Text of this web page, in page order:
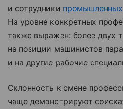
и сотрудники промышленных
На уровне конкретных
также выражен: более двух
на позиции машинистов
и на другие рабочие
Склонность к смене
чаще демонстрируют